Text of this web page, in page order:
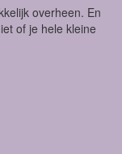
overheen. En
of je hele kleine